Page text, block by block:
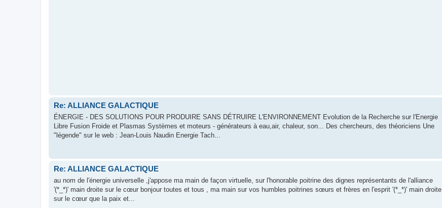
Re: ALLIANCE GALACTIQUE
ÉNERGIE - DES SOLUTIONS POUR PRODUIRE SANS DÉTRUIRE L'ENVIRONNEMENT Evolution de la Recherche sur l'Energie
Libre Fusion Froide et Plasmas Systèmes et moteurs - générateurs à eau,air, chaleur, son... Des chercheurs, des théoriciens Une
"légende" sur le web : Jean-Louis Naudin Energie Tach...
Re: ALLIANCE GALACTIQUE
au nom de l'énergie universelle ,j'appose ma main de façon virtuelle, sur l'honorable poitrine des dignes représentants de l'alliance
'(*_*)' main droite sur le cœur bonjour toutes et tous , ma main sur vos humbles poitrines sœurs et frères en l'esprit '(*_*)' main droite
sur le cœur que la paix et...